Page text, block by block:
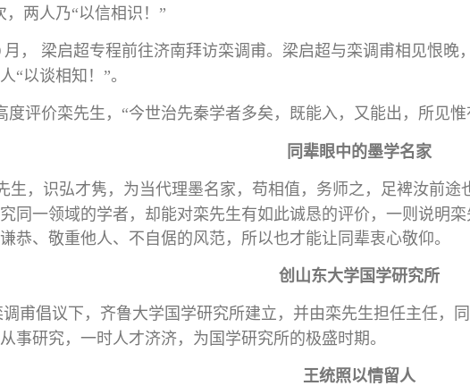
，两人乃“以信相识！”
月， 梁启超专程前往济南拜访栾调甫。 梁启超与栾调甫相见恨晚
“以谈相知！”。
度评价栾先生，“今世治先秦学者多矣，既能入，又能出，所见惟
同辈眼中的墨学名家
生，识弘才隽，为当代理墨名家，苟相值，务师之，足裨汝前途
同一领域的学者，却能对栾先生有如此诚恳的评价，一则说明
恭、敬重他人、不自倨的风范，所以也才能让同辈衷心敬仰。
创山东大学国学研究所
甫倡议下，齐鲁大学国学研究所建立，并由栾先生担任主任，
事研究，一时人才济济，为国学研究所的极盛时期。
王统照以情留人